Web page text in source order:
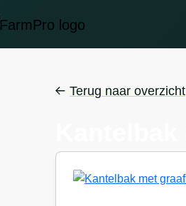
Terug naar overzicht